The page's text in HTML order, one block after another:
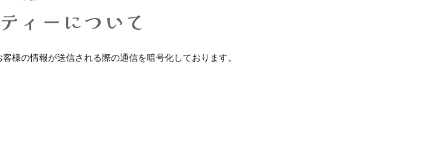
ィーについて
の情報が送信される際の通信を暗号化しております。